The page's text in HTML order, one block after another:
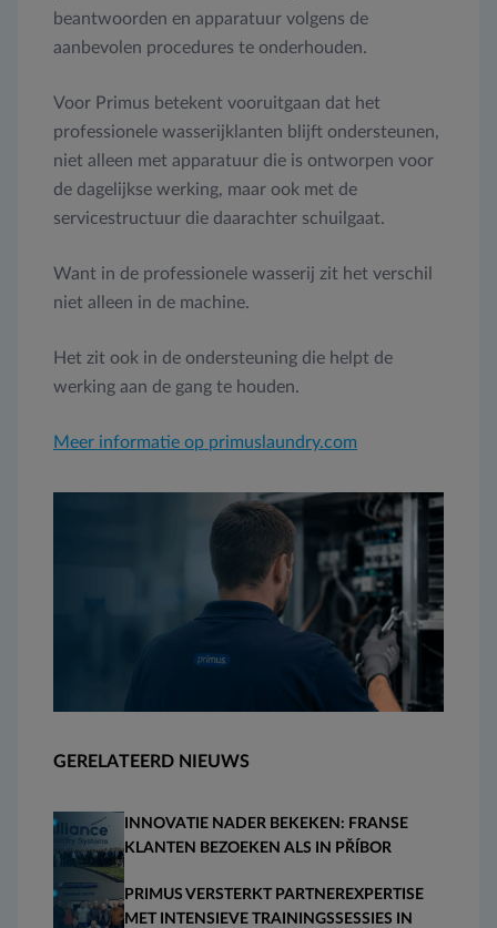
beantwoorden en apparatuur volgens de
aanbevolen procedures te onderhouden.
Voor Primus betekent vooruitgaan dat het
professionele wasserijklanten blijft ondersteunen,
niet alleen met apparatuur die is ontworpen voor
de dagelijkse werking, maar ook met de
servicestructuur die daarachter schuilgaat.
Want in de professionele wasserij zit het verschil
niet alleen in de machine.
Het zit ook in de ondersteuning die helpt de
werking aan de gang te houden.
Meer informatie op primuslaundry.com
GERELATEERD NIEUWS
INNOVATIE NADER BEKEKEN: FRANSE
KLANTEN BEZOEKEN ALS IN PŘÍBOR
PRIMUS VERSTERKT PARTNEREXPERTISE
MET INTENSIEVE TRAININGSSESSIES IN